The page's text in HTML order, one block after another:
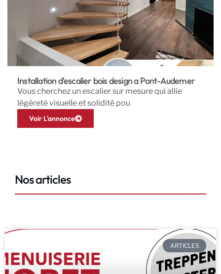
Installation d'escalier bois design a Pont-Audemer
Vous cherchez un escalier sur mesure qui allie
légèreté visuelle et solidité pou
Voir L'annonce
Nos articles
ARTICLES